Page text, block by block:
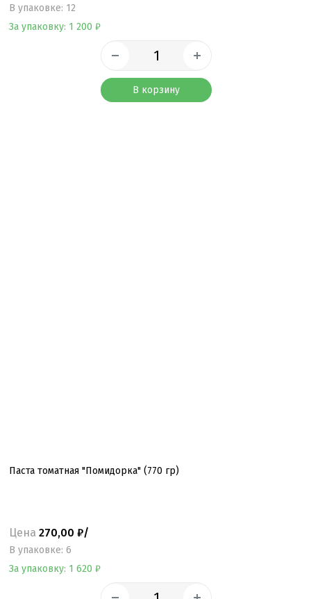
B упаковке: 12
За упаковку: 1 200 ₽
В корзину
Паста томатная "Помидорка" (770 гр)
Цена 270,00 ₽/
B упаковке: 6
За упаковку: 1 620 ₽